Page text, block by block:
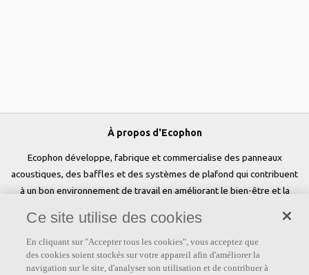
À propos d'Ecophon
Ecophon développe, fabrique et commercialise des panneaux
acoustiques, des baffles et des systèmes de plafond qui contribuent
à un bon environnement de travail en améliorant le bien-être et la
people» est au cœur de tout ce que nous faisons.
Suivez-nous
Ce site utilise des cookies
En cliquant sur "Accepter tous les cookies", vous acceptez que
des cookies soient stockés sur votre appareil afin d'améliorer la
navigation sur le site, d'analyser son utilisation et de contribuer à